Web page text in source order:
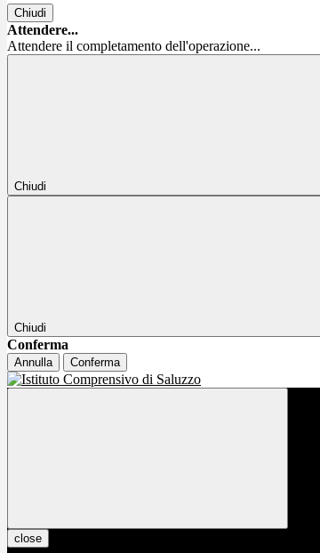
Chiudi
Attendere...
Attendere il completamento dell'operazione...
Chiudi
Chiudi
Conferma
Annulla Conferma
close